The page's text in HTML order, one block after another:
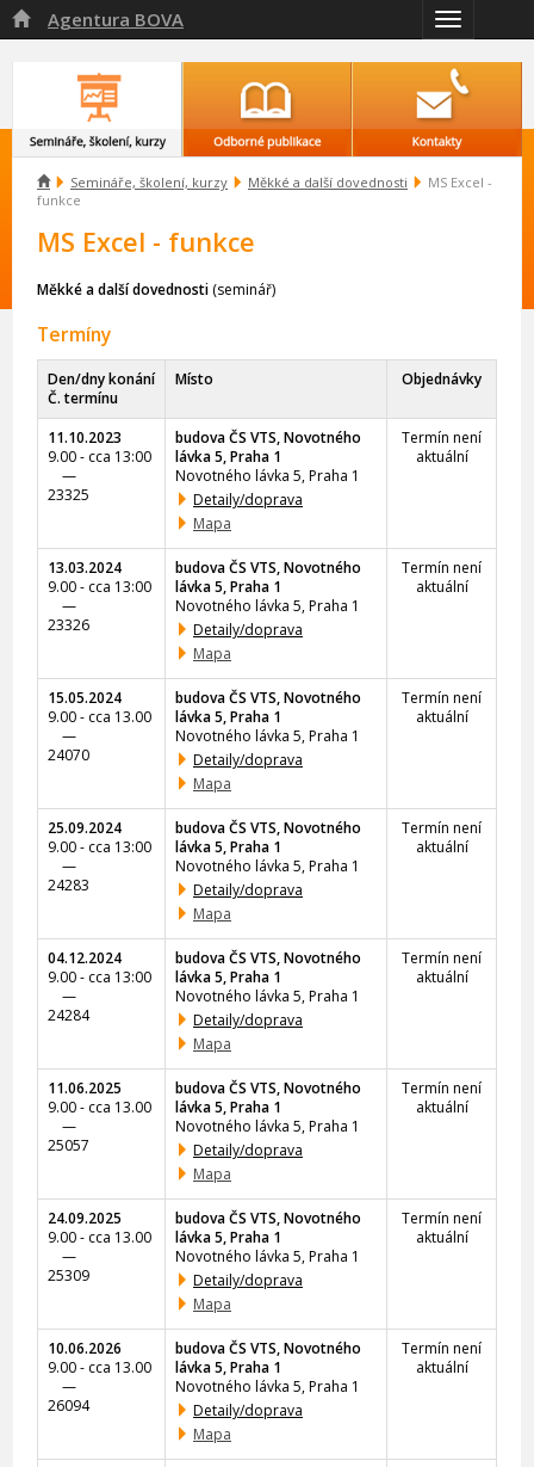
Přepnout
navigaci
 Agentura BOVA
 Semináře, školení, kurzy Měkké a další dovednosti
MS Excel -
funkce
MS Excel - funkce
Měkké a další dovednosti (seminář)
Termíny
Den/dny konání
Č. termínu
Místo Objednávky
11.10.2023
9.00 - cca 13:00
—
23325
budova ČS VTS, Novotného
lávka 5, Praha 1
Novotného lávka 5, Praha 1
Detaily/doprava
Mapa
Termín není
aktuální
13.03.2024
9.00 - cca 13:00
—
23326
budova ČS VTS, Novotného
lávka 5, Praha 1
Novotného lávka 5, Praha 1
Detaily/doprava
Mapa
Termín není
aktuální
15.05.2024
9.00 - cca 13.00
—
24070
budova ČS VTS, Novotného
lávka 5, Praha 1
Novotného lávka 5, Praha 1
Detaily/doprava
Mapa
Termín není
aktuální
25.09.2024
9.00 - cca 13:00
—
24283
budova ČS VTS, Novotného
lávka 5, Praha 1
Novotného lávka 5, Praha 1
Detaily/doprava
Mapa
Termín není
aktuální
04.12.2024
9.00 - cca 13:00
—
24284
budova ČS VTS, Novotného
lávka 5, Praha 1
Novotného lávka 5, Praha 1
Detaily/doprava
Mapa
Termín není
aktuální
11.06.2025
9.00 - cca 13.00
—
25057
budova ČS VTS, Novotného
lávka 5, Praha 1
Novotného lávka 5, Praha 1
Detaily/doprava
Mapa
Termín není
aktuální
24.09.2025
9.00 - cca 13.00
—
25309
budova ČS VTS, Novotného
lávka 5, Praha 1
Novotného lávka 5, Praha 1
Detaily/doprava
Mapa
Termín není
aktuální
10.06.2026
9.00 - cca 13.00
—
26094
budova ČS VTS, Novotného
lávka 5, Praha 1
Novotného lávka 5, Praha 1
Detaily/doprava
Mapa
Termín není
aktuální